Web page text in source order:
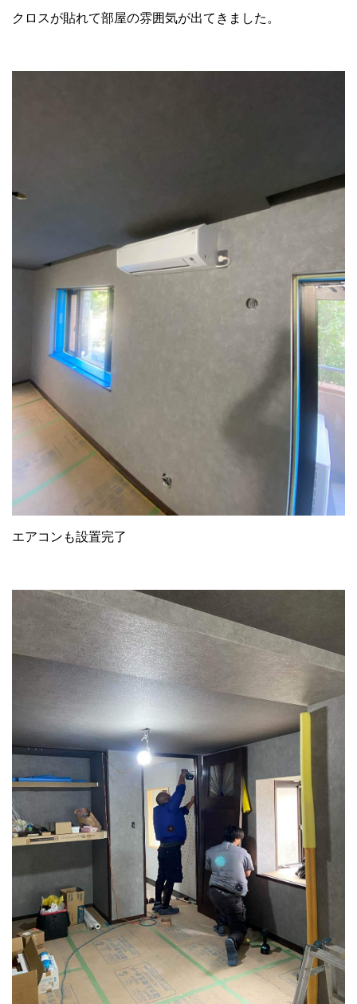
クロスが貼れて部屋の雰囲気が出てきました。
エアコンも設置完了